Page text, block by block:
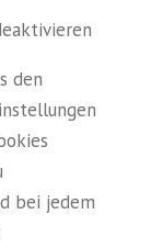
den
bei jedem